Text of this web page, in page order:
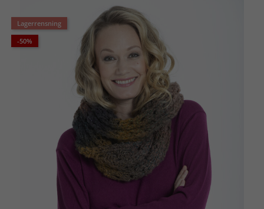
Lagerrensning
-50%